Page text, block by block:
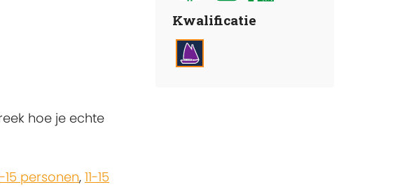
hoe je echte
15 personen, 11-15
Kwalificatie